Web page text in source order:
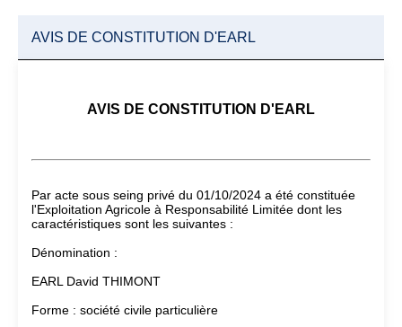
AVIS DE CONSTITUTION D'EARL
AVIS DE CONSTITUTION D'EARL
Par acte sous seing privé du 01/10/2024 a été constituée
l'Exploitation Agricole à Responsabilité Limitée dont les
caractéristiques sont les suivantes :
Dénomination :
EARL David THIMONT
Forme : société civile particulière